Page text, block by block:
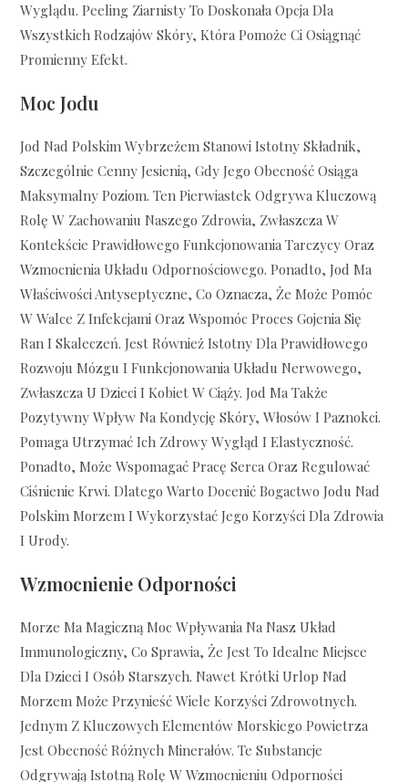
Wyglądu. Peeling Ziarnisty To Doskonała Opcja Dla
Wszystkich Rodzajów Skóry, Która Pomoże Ci Osiągnąć
Promienny Efekt.
Moc Jodu
Jod Nad Polskim Wybrzeżem Stanowi Istotny Składnik,
Szczególnie Cenny Jesienią, Gdy Jego Obecność Osiąga
Maksymalny Poziom. Ten Pierwiastek Odgrywa Kluczową
Rolę W Zachowaniu Naszego Zdrowia, Zwłaszcza W
Kontekście Prawidłowego Funkcjonowania Tarczycy Oraz
Wzmocnienia Układu Odpornościowego. Ponadto, Jod Ma
Właściwości Antyseptyczne, Co Oznacza, Że Może Pomóc
W Walce Z Infekcjami Oraz Wspomóc Proces Gojenia Się
Ran I Skaleczeń. Jest Również Istotny Dla Prawidłowego
Rozwoju Mózgu I Funkcjonowania Układu Nerwowego,
Zwłaszcza U Dzieci I Kobiet W Ciąży. Jod Ma Także
Pozytywny Wpływ Na Kondycję Skóry, Włosów I Paznokci.
Pomaga Utrzymać Ich Zdrowy Wygląd I Elastyczność.
Ponadto, Może Wspomagać Pracę Serca Oraz Regulować
Ciśnienie Krwi. Dlatego Warto Docenić Bogactwo Jodu Nad
Polskim Morzem I Wykorzystać Jego Korzyści Dla Zdrowia
I Urody.
Wzmocnienie Odporności
Morze Ma Magiczną Moc Wpływania Na Nasz Układ
Immunologiczny, Co Sprawia, Że Jest To Idealne Miejsce
Dla Dzieci I Osób Starszych. Nawet Krótki Urlop Nad
Morzem Może Przynieść Wiele Korzyści Zdrowotnych.
Jednym Z Kluczowych Elementów Morskiego Powietrza
Jest Obecność Różnych Minerałów. Te Substancje
Odgrywają Istotną Rolę W Wzmocnieniu Odporności